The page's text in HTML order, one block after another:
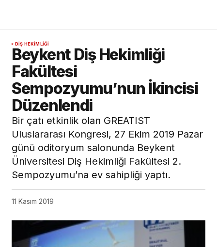
DIŞ HEKIMLIĞI
Beykent Diş Hekimliği
Fakültesi
Sempozyumu’nun İkincisi
Düzenlendi
Bir çatı etkinlik olan GREATIST
Uluslararası Kongresi, 27 Ekim 2019 Pazar
günü oditoryum salonunda Beykent
Üniversitesi Diş Hekimliği Fakültesi 2.
Sempozyumu’na ev sahipliği yaptı.
11 Kasım 2019